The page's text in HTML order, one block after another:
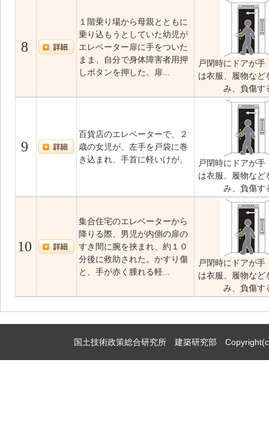
8
１階乗り場から母親とともに
乗り込もうとしていた幼児が
エレベーター扉に手をついた
まま、自分で身体障害者用押
しボタンを押した。扉...
戸閉時にドアが手
は衣服、履物など
み、負傷す
9
百貨店のエレベーターで、２
歳の女児が、左手を戸袋に巻
き込まれ、手首に軽いけが。
戸閉時にドアが手
は衣服、履物など
み、負傷す
10
集合住宅のエレベーターから
降りる際、男児が内側の扉の
すき間に腕を挟まれ、約１０
分後に救助された。かすり傷
と、手が赤く腫れる軽...
戸閉時にドアが手
は衣服、履物など
み、負傷す
国土技術政策総合研究所 建築研究部